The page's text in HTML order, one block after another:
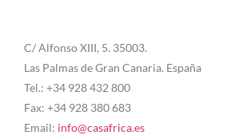
C/ Alfonso XIII, 5. 35003.
Las Palmas de Gran Canaria. España
Tel.: +34 928 432 800
Fax: +34 928 380 683
Email: info@casafrica.es